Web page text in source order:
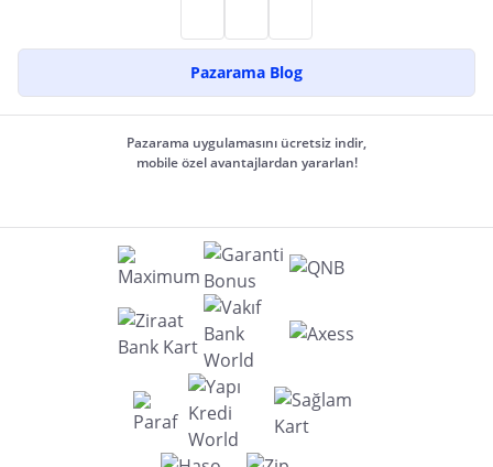
Pazarama Blog
Pazarama uygulamasını ücretsiz indir,
mobile özel avantajlardan yararlan!